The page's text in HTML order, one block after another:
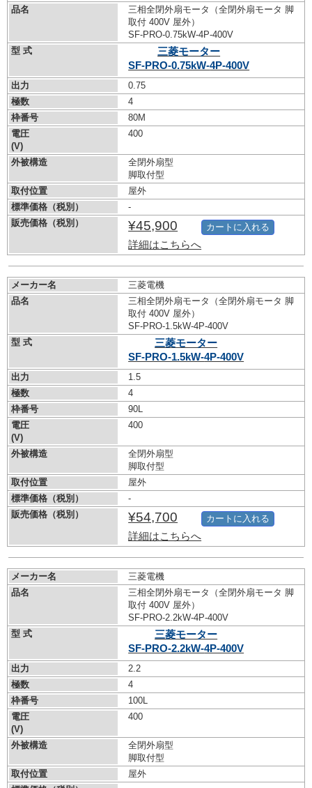
品名
三相全閉外扇モータ（全閉外扇モータ 脚
取付 400V 屋外）
SF-PRO-0.75kW-4P-400V
型 式
三菱モーター
SF-PRO-0.75kW-4P-400V
出力
0.75
極数
4
枠番号
80M
電圧
(V)
400
外被構造
全閉外扇型
脚取付型
取付位置
屋外
標準価格（税別）
-
販売価格（税別）
¥45,900
詳細はこちらへ
カートに入れる
メーカー名
三菱電機
品名
三相全閉外扇モータ（全閉外扇モータ 脚
取付 400V 屋外）
SF-PRO-1.5kW-4P-400V
型 式
三菱モーター
SF-PRO-1.5kW-4P-400V
出力
1.5
極数
4
枠番号
90L
電圧
(V)
400
外被構造
全閉外扇型
脚取付型
取付位置
屋外
標準価格（税別）
-
販売価格（税別）
¥54,700
詳細はこちらへ
カートに入れる
メーカー名
三菱電機
品名
三相全閉外扇モータ（全閉外扇モータ 脚
取付 400V 屋外）
SF-PRO-2.2kW-4P-400V
型 式
三菱モーター
SF-PRO-2.2kW-4P-400V
出力
2.2
極数
4
枠番号
100L
電圧
(V)
400
外被構造
全閉外扇型
脚取付型
取付位置
屋外